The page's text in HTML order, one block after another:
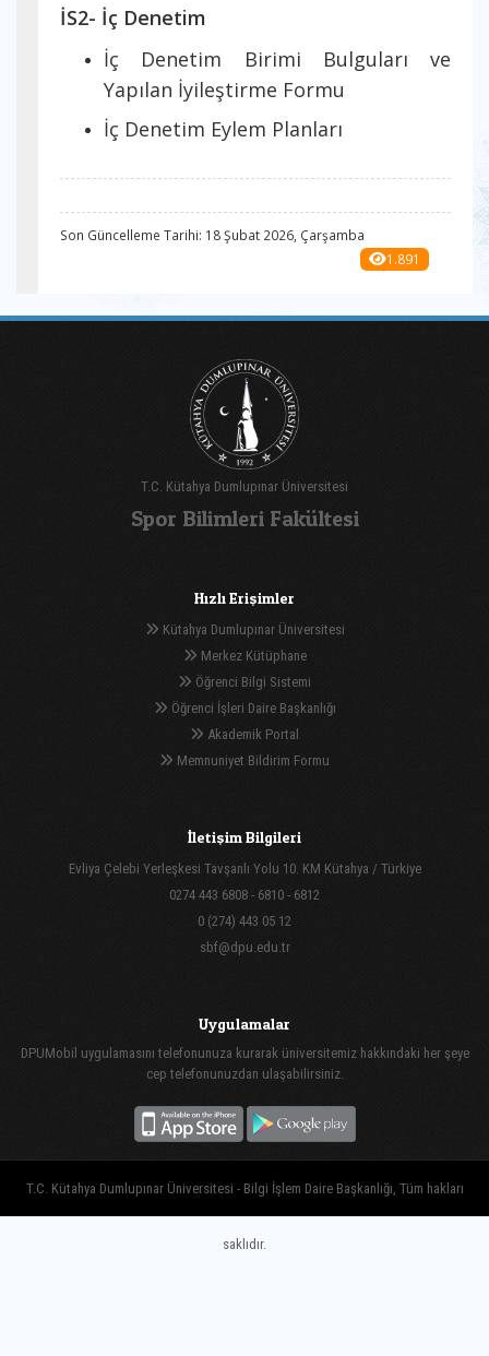
İS2- İç Denetim
İç Denetim Birimi Bulguları ve
Yapılan İyileştirme Formu
İç Denetim Eylem Planları
Son Güncelleme Tarihi: 18 Şubat 2026, Çarşamba
1.891
T.C. Kütahya Dumlupınar Üniversitesi
Spor Bilimleri Fakültesi
Hızlı Erişimler
Kütahya Dumlupınar Üniversitesi
Merkez Kütüphane
Öğrenci Bilgi Sistemi
Öğrenci İşleri Daire Başkanlığı
Akademik Portal
Memnuniyet Bildirim Formu
İletişim Bilgileri
Evliya Çelebi Yerleşkesi Tavşanlı Yolu 10. KM Kütahya / Türkiye
0274 443 6808 - 6810 - 6812
0 (274) 443 05 12
sbf@dpu.edu.tr
Uygulamalar
DPUMobil uygulamasını telefonunuza kurarak üniversitemiz hakkındaki her şeye
cep telefonunuzdan ulaşabilirsiniz.
T.C. Kütahya Dumlupınar Üniversitesi - Bilgi İşlem Daire Başkanlığı, Tüm hakları
saklıdır.